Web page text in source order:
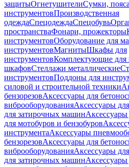
защитыОгнетушителиСумки,
инструментовПроизводственная
одеждаСпецодеждаСпецобувь
пространстваФонари, прожекторы
инструментовОборудование для
инструментовМагнитыШкафы для
инструментовКомплектующие для
шкафовСтеллажи металлические
инструментовПоддоны для
силовой и строительной техники
бензорезовАксессуары для
виброоборудованияАксессуары
для затирочных машин
для мотобуров и бензобуров
инструментаАксессуары
бензорезовАксессуары для
виброоборудованияАксессуары
для затирочных машин